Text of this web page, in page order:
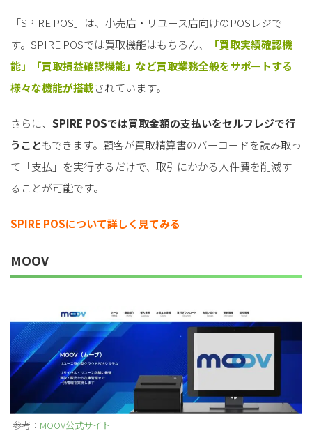
「SPIRE POS」は、小売店・リユース店向けのPOSレジで
す。SPIRE POSでは買取機能はもちろん、
「買取実績確認機
能」「買取損益確認機能」など買取業務全般をサポートする
様々な機能が搭載されています。
さらに、 SPIRE POSでは買取金額の支払いをセルフレジで行
うこともできます。顧客が買取精算書のバーコードを読み取っ
て「支払」を実行するだけで、取引にかかる人件費を削減す
ることが可能です。
SPIRE POSについて詳しく見てみる
MOOV
参考： MOOV公式サイト